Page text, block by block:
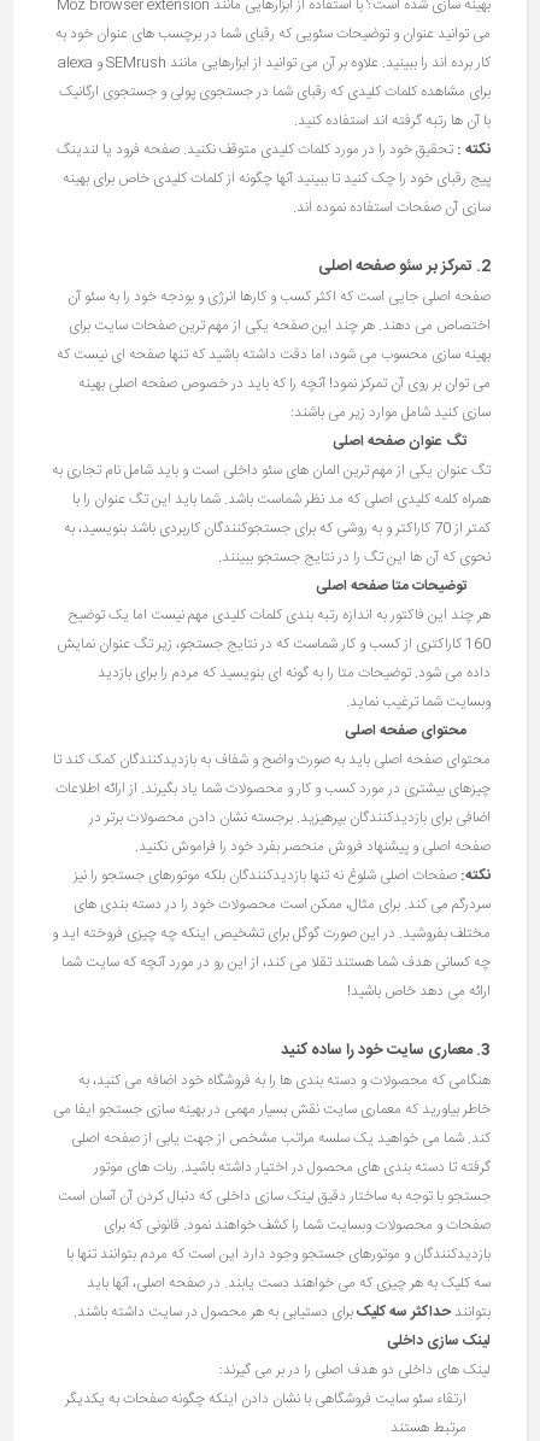
بهینه سازی شده است؟ با استفاده از ابزارهایی مانند Moz browser extension
می توانید عنوان و توضیحات سئویی که رقبای شما در برچسب های عنوان خود به
کار برده اند را ببینید. علاوه بر آن می توانید از ابزارهایی مانند SEMrush و alexa
برای مشاهده کلمات کلیدی که رقبای شما در جستجوی پولی و جستجوی ارگانیک
با آن ها رتبه گرفته اند استفاده کنید.
نکته : تحقیق خود را در مورد کلمات کلیدی متوقف نکنید. صفحه فرود یا لندینگ
پیج رقبای خود را چک کنید تا ببینید آنها چگونه از کلمات کلیدی خاص برای بهینه
سازی آن صفحات استفاده نموده اند.
2. تمرکز بر سئو صفحه اصلی
صفحه اصلی جایی است که اکثر کسب و کارها انرژی و بودجه خود را به سئو آن
اختصاص می دهند. هر چند این صفحه یکی از مهم ترین صفحات سایت برای
بهینه سازی محسوب می شود، اما دقت داشته باشید که تنها صفحه ای نیست که
می توان بر روی آن تمرکز نمود! آنچه را که باید در خصوص صفحه اصلی بهینه
سازی کنید شامل موارد زیر می باشند:
تگ عنوان صفحه اصلی
تگ عنوان یکی از مهم ترین المان های سئو داخلی است و باید شامل نام تجاری به
همراه کلمه کلیدی اصلی که مد نظر شماست باشد. شما باید این تگ عنوان را با
کمتر از 70 کاراکتر و به روشی که برای جستجوکنندگان کاربردی باشد بنویسید، به
نحوی که آن ها این تگ را در نتایج جستجو ببینند.
توضیحات متا صفحه اصلی
هر چند این فاکتور به اندازه رتبه بندی کلمات کلیدی مهم نیست اما یک توضیح
160 کاراکتری از کسب و کار شماست که در نتایج جستجو، زیر تگ عنوان نمایش
داده می شود. توضیحات متا را به گونه ای بنویسید که مردم را برای بازدید
وبسایت شما ترغیب نماید.
محتوای صفحه اصلی
محتوای صفحه اصلی باید به صورت واضح و شفاف به بازدیدکنندگان کمک کند تا
چیزهای بیشتری در مورد کسب و کار و محصولات شما یاد بگیرند. از ارائه اطلاعات
اضافی برای بازدیدکنندگان بپرهیزید. برجسته نشان دادن محصولات برتر در
صفحه اصلی و پیشنهاد فروش منحصر بفرد خود را فراموش نکنید.
نکته: صفحات اصلی شلوغ نه تنها بازدیدکنندگان بلکه موتورهای جستجو را نیز
سردرگم می کند. برای مثال، ممکن است محصولات خود را در دسته بندی های
مختلف بفروشید. در این صورت گوگل برای تشخیص اینکه چه چیزی فروخته اید و
چه کسانی هدف شما هستند تقلا می کند، از این رو در مورد آنچه که سایت شما
ارائه می دهد خاص باشید!
3. معماری سایت خود را ساده کنید
هنگامی که محصولات و دسته بندی ها را به فروشگاه خود اضافه می کنید، به
خاطر بیاورید که معماری سایت نقش بسیار مهمی در بهینه سازی جستجو ایفا می
کند. شما می خواهید یک سلسه مراتب مشخص از جهت یابی از صفحه اصلی
گرفته تا دسته بندی های محصول در اختیار داشته باشید. ربات های موتور
جستجو با توجه به ساختار دقیق لینک سازی داخلی که دنبال کردن آن آسان است
صفحات و محصولات وبسایت شما را کشف خواهند نمود. قانونی که برای
بازدیدکنندگان و موتورهای جستجو وجود دارد این است که مردم بتوانند تنها با
سه کلیک به هر چیزی که می خواهند دست یابند. در صفحه اصلی، آنها باید
بتوانندحداکثر سه کلیکبرای دستیابی به هر محصول در سایت داشته باشند.
لینک سازی داخلی
لینک های داخلی دو هدف اصلی را در بر می گیرند:
ارتقاء سئو سایت فروشگاهی با نشان دادن اینکه چگونه صفحات به یکدیگر
مرتبط هستند